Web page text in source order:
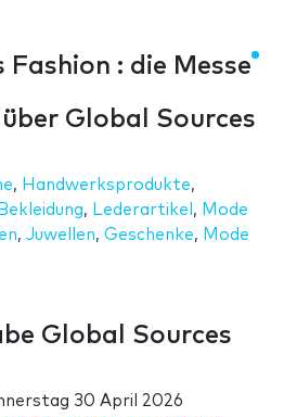
: die Messe
Global Sources
, Handwerksprodukte,
Bekleidung, Lederartikel , Mode
, Juwellen, Geschenke, Mode
Global Sources
30 April 2026